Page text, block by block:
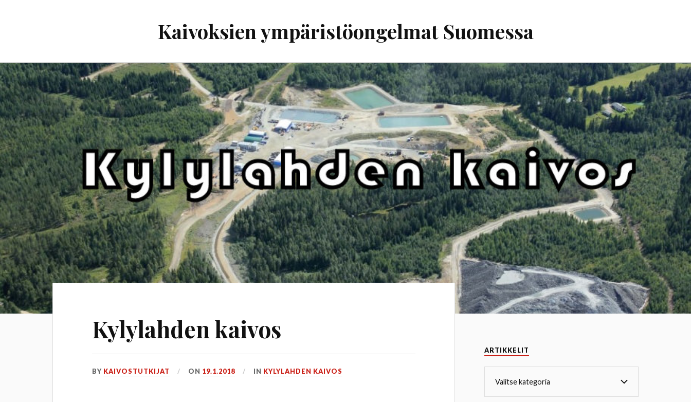
Kaivoksien ympäristöongelmat Suomessa
Kylylahden kaivos
BY KAIVOSTUTKIJAT ON 19.1.2018 IN KYLYLAHDEN KAIVOS
ARTIKKELIT